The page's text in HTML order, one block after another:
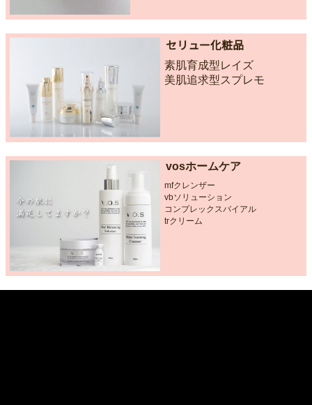
セリュー化粧品
素肌育成型レイズ
美肌追求型スプレモ
vosホームケア
mfクレンザー
vbソリューション
コンプレックスバイアル
trクリーム